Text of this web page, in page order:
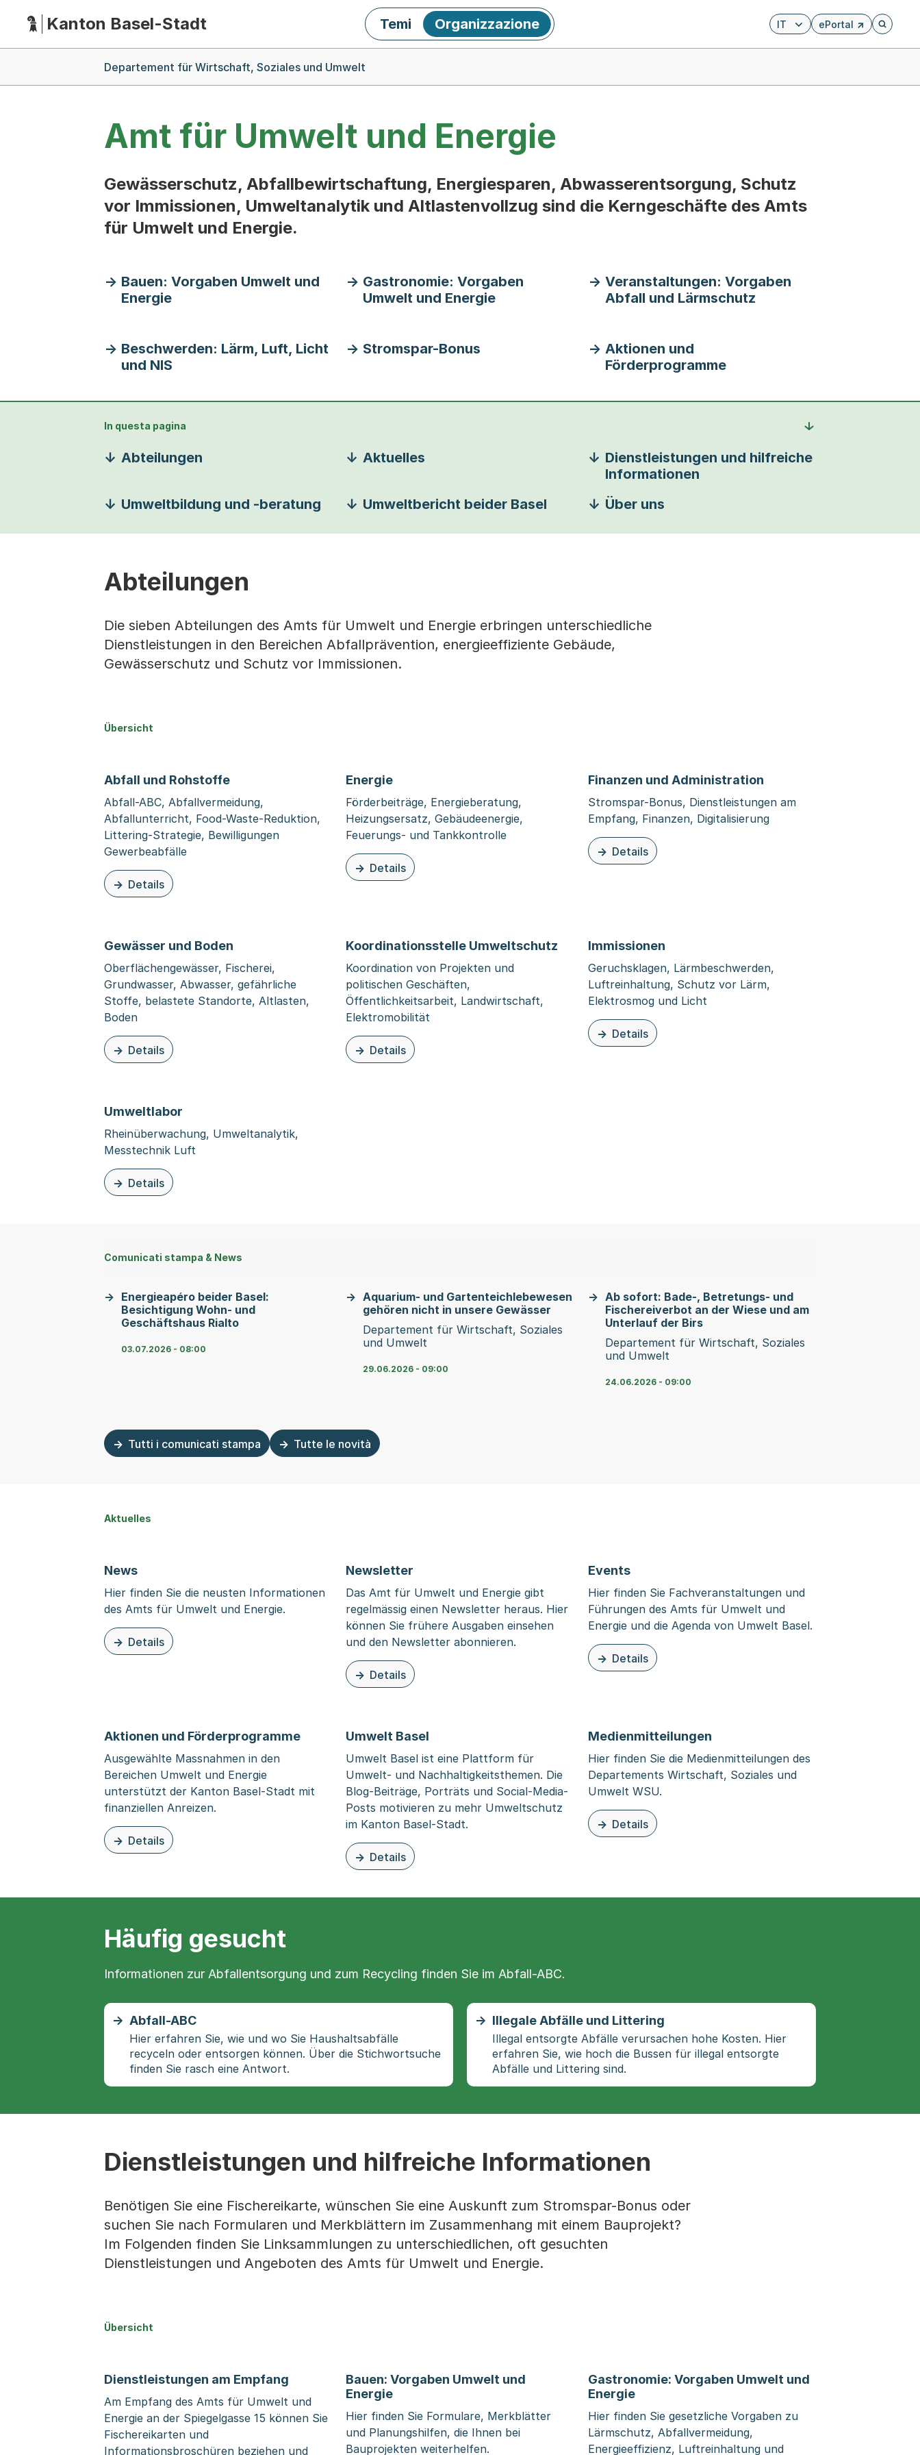
HauptnavigationKanton Basel-Stadt IT ePortal
Externer Link, wird in
Öffnet
Temi Organizzazione
Departement für Wirtschaft, Soziales und Umwelt
Amt für Umwelt und Energie
Gewässerschutz, Abfallbewirtschaftung, Energiesparen, Abwasserentsorgung, Schutz
vor Immissionen, Umweltanalytik und Altlastenvollzug sind die Kerngeschäfte des Amts
für Umwelt und Energie.
Bauen: Vorgaben Umwelt und
Energie
Gastronomie: Vorgaben
Umwelt und Energie
Veranstaltungen: Vorgaben
Abfall und Lärmschutz
Beschwerden: Lärm, Luft, Licht
und NIS
Stromspar-Bonus
Aktionen und
Förderprogramme
In questa pagina
Abteilungen Aktuelles
Dienstleistungen und hilfreiche
Informationen
Umweltbildung und -beratung
Umweltbericht beider Basel Über uns
Abteilungen
Die sieben Abteilungen des Amts für Umwelt und Energie erbringen unterschiedliche
Dienstleistungen in den Bereichen Abfallprävention, energieeffiziente Gebäude,
Gewässerschutz und Schutz vor Immissionen.
Übersicht
Abfall und Rohstoffe
Abfall-ABC, Abfallvermeidung,
Abfallunterricht, Food-Waste-Reduktion,
Littering-Strategie, Bewilligungen
Gewerbeabfälle
Details
zu dieser Organisationsseite: Abfall und Rohstoffe
Energie
Förderbeiträge, Energieberatung,
Heizungsersatz, Gebäudeenergie,
Feuerungs- und Tankkontrolle
Details
zu dieser Organisationsseite: Energie
Finanzen und Administration
Stromspar-Bonus, Dienstleistungen am
Empfang, Finanzen, Digitalisierung
Details
zu dieser Organisationsseite: Finanzen und Administration
Gewässer und Boden
Oberflächengewässer, Fischerei,
Grundwasser, Abwasser, gefährliche
Stoffe, belastete Standorte, Altlasten,
Boden
Details
zu dieser Organisationsseite: Gewässer und Boden
Koordinationsstelle Umweltschutz
Koordination von Projekten und
politischen Geschäften,
Öffentlichkeitsarbeit, Landwirtschaft,
Elektromobilität
Details
zu dieser Organisationsseite: Koordinationsstelle Umweltschutz
Immissionen
Geruchsklagen, Lärmbeschwerden,
Luftreinhaltung, Schutz vor Lärm,
Elektrosmog und Licht
Details
zu dieser Organisationsseite: Immissionen
Umweltlabor
Rheinüberwachung, Umweltanalytik,
Messtechnik Luft
Details
zu dieser Organisationsseite: Umweltlabor
Comunicati stampa & News
Energieapéro beider Basel:
Besichtigung Wohn- und
Geschäftshaus Rialto
03.07.2026 - 08:00
Aquarium- und Gartenteichlebewesen
gehören nicht in unsere Gewässer
Departement für Wirtschaft, Soziales
und Umwelt
29.06.2026 - 09:00
Ab sofort: Bade-, Betretungs- und
Fischereiverbot an der Wiese und am
Unterlauf der Birs
Departement für Wirtschaft, Soziales
und Umwelt
24.06.2026 - 09:00
Tutti i comunicati stampa Tutte le novità
Aktuelles
News
Hier finden Sie die neusten Informationen
des Amts für Umwelt und Energie.
Details
zu dieser Seite: News
Newsletter
Das Amt für Umwelt und Energie gibt
regelmässig einen Newsletter heraus. Hier
können Sie frühere Ausgaben einsehen
und den Newsletter abonnieren.
Details
zu dieser Organisationsseite: Newsletter
Events
Hier finden Sie Fachveranstaltungen und
Führungen des Amts für Umwelt und
Energie und die Agenda von Umwelt Basel.
Details
zu dieser Organisationsseite: Events
Aktionen und Förderprogramme
Ausgewählte Massnahmen in den
Bereichen Umwelt und Energie
unterstützt der Kanton Basel-Stadt mit
finanziellen Anreizen.
Details
zu dieser Organisationsseite: Aktionen und Förderprogramme
Umwelt Basel
Umwelt Basel ist eine Plattform für
Umwelt- und Nachhaltigkeitsthemen. Die
Blog-Beiträge, Porträts und Social-Media-
Posts motivieren zu mehr Umweltschutz
im Kanton Basel-Stadt.
Details
zu dieser Organisationsseite: Umwelt Basel
Medienmitteilungen
Hier finden Sie die Medienmitteilungen des
Departements Wirtschaft, Soziales und
Umwelt WSU.
Details
zu dieser Seite: Medienmitteilungen
Häufig gesucht
Informationen zur Abfallentsorgung und zum Recycling finden Sie im Abfall-ABC.
Abfall-ABC
Hier erfahren Sie, wie und wo Sie Haushaltsabfälle
recyceln oder entsorgen können. Über die Stichwortsuche
finden Sie rasch eine Antwort.
Illegale Abfälle und Littering
Illegal entsorgte Abfälle verursachen hohe Kosten. Hier
erfahren Sie, wie hoch die Bussen für illegal entsorgte
Abfälle und Littering sind.
Dienstleistungen und hilfreiche Informationen
Benötigen Sie eine Fischereikarte, wünschen Sie eine Auskunft zum Stromspar-Bonus oder
suchen Sie nach Formularen und Merkblättern im Zusammenhang mit einem Bauprojekt?
Im Folgenden finden Sie Linksammlungen zu unterschiedlichen, oft gesuchten
Dienstleistungen und Angeboten des Amts für Umwelt und Energie.
Übersicht
Dienstleistungen am Empfang
Am Empfang des Amts für Umwelt und
Energie an der Spiegelgasse 15 können Sie
Fischereikarten und
Informationsbroschüren beziehen und
Bauen: Vorgaben Umwelt und
Energie
Hier finden Sie Formulare, Merkblätter
und Planungshilfen, die Ihnen bei
Bauprojekten weiterhelfen.
Gastronomie: Vorgaben Umwelt und
Energie
Hier finden Sie gesetzliche Vorgaben zu
Lärmschutz, Abfallvermeidung,
Energieeffizienz, Luftreinhaltung und